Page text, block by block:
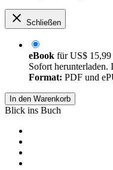
Schließen
eBook fürUS$ 15,99
Sofort
Format: PDF und
In den Warenkorb
Blick ins Buch